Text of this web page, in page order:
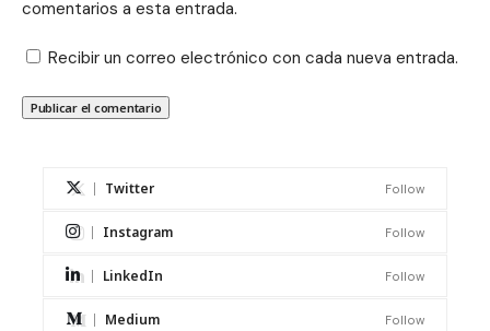
comentarios a esta entrada.
Recibir un correo electrónico con cada nueva entrada.
Twitter Follow
Instagram Follow
LinkedIn Follow
Medium Follow